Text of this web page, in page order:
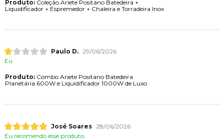
Produto:Coleção Ariete Positano Batedeira +
Liquidificador + Espremedor + Chaleira e Torradeira Inox
Paulo D. 29/06/2026
Eu
Produto:Combo Ariete Positano Batedeira
Planetária 600W e Liquidificador 1000W de Luxo
José Soares 28/06/2026
Eu recomendo esse produto.